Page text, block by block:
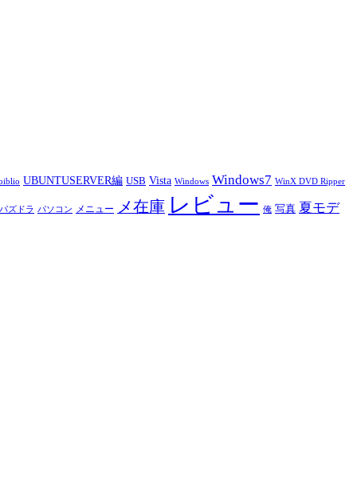
UBUNTUSERVER編 USB Vista Windows Windows7 WinX DVD Ripper
パズドラ パソコン メニュー メ在庫 レビュー 俺 写真 夏モデ